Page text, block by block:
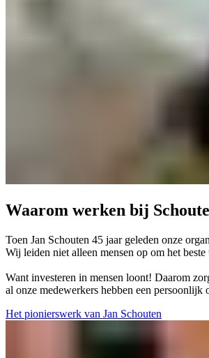
Waarom werken bij
Toen Jan Schouten 45 jaar geleden onze
Wij leiden niet alleen mensen op om het
Want investeren in mensen loont! Daarom
al onze medewerkers hebben een
Het pionierswerk van Jan Schouten